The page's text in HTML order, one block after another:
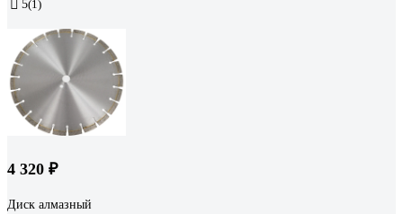
5(1)
4 320 ₽
Диск алмазный